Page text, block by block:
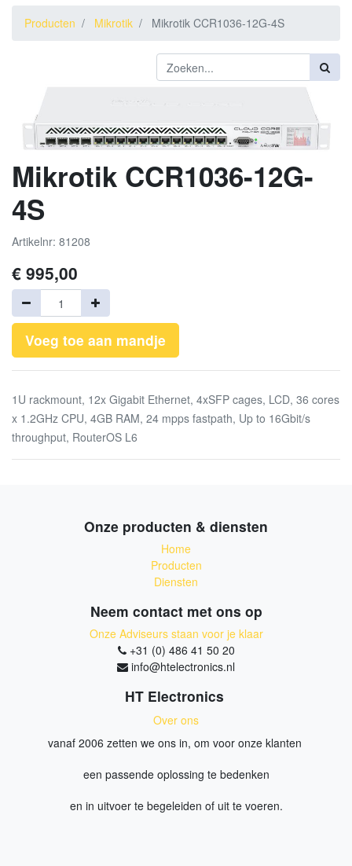
Producten Mikrotik Mikrotik CCR1036-12G-4S
Mikrotik CCR1036-12G-
4S
Artikelnr: 81208
€ 995,00
Voeg toe aan mandje
1U rackmount, 12x Gigabit Ethernet, 4xSFP cages, LCD, 36 cores
x 1.2GHz CPU, 4GB RAM, 24 mpps fastpath, Up to 16Gbit/s
throughput, RouterOS L6
Onze producten & diensten
Home
Producten
Diensten
Neem contact met ons op
Onze Adviseurs staan voor je klaar
+31 (0) 486 41 50 20
info@htelectronics.nl
HT Electronics
Over ons
vanaf 2006 zetten we ons in, om voor onze klanten
een passende oplossing te bedenken
en in uitvoer te begeleiden of uit te voeren.